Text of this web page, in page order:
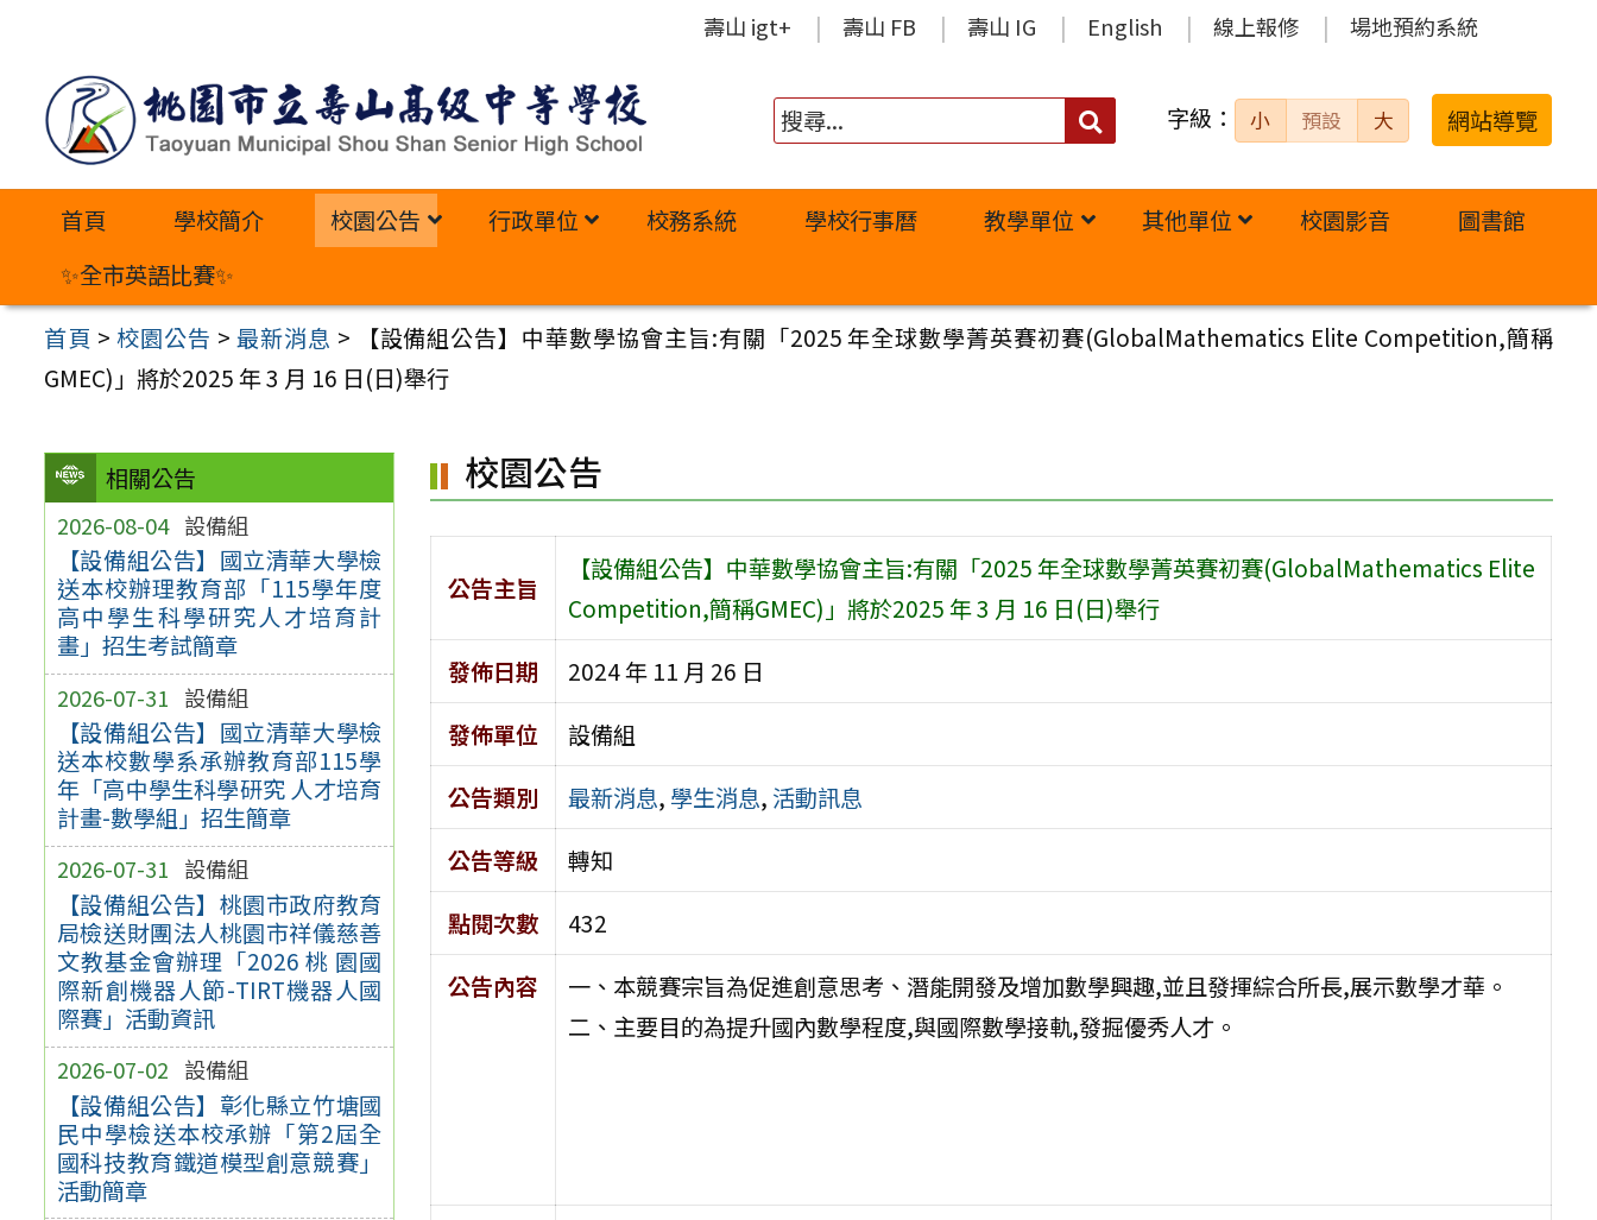
內
壽山 igt+ 壽山 FB 壽山 IG English 線上報修 場地預約系統
搜
字級： 小 預設 大 網站導覽
首頁 學校簡介 校園公告 行政單位 校務系統 學校行事曆 教學單位 其他單位 校園影音
圖書館
✨全市英語比賽✨
首頁 >校園公告 > 最新消息 >
【設備組公告】中華數學協會主旨:有關「2025 年全球數學菁英賽初賽(GlobalMathematics Elite Competition,簡稱
GMEC)」將於2025 年 3 月 16 日(日)舉行
相關公告
2026-08-04 設備組
【設備組公告】國立清華大學檢
送本校辦理教育部「115學年度
高中學生科學研究人才培育計
畫」招生考試簡章
2026-07-31 設備組
【設備組公告】國立清華大學檢
送本校數學系承辦教育部115學
年「高中學生科學研究 人才培育
計畫-數學組」招生簡章
2026-07-31 設備組
【設備組公告】桃園市政府教育
局檢送財團法人桃園市祥儀慈善
文教基金會辦理「2026 桃 園國
際新創機器人節-TIRT機器人國
際賽」活動資訊
2026-07-02 設備組
【設備組公告】彰化縣立竹塘國
民中學檢送本校承辦「第2屆全
國科技教育鐵道模型創意競賽」
活動簡章
校園公告
公告主旨
【設備組公告】中華數學協會主旨:有關「2025 年全球數學菁英賽初賽(GlobalMathematics Elite
Competition,簡稱GMEC)」將於2025 年 3 月 16 日(日)舉行
發佈日期
2024 年 11 月 26 日
發佈單位
設備組
公告類別
最新消息, 學生消息, 活動訊息
公告等級
轉知
點閱次數
432
公告內容
一、本競賽宗旨為促進創意思考、潛能開發及增加數學興趣,並且發揮綜合所長,展示數學才華。
二、主要目的為提升國內數學程度,與國際數學接軌,發掘優秀人才。